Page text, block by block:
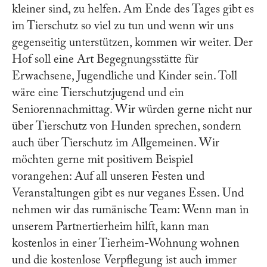
kleiner sind, zu helfen. Am Ende des Tages gibt es
im Tierschutz so viel zu tun und wenn wir uns
gegenseitig unterstützen, kommen wir weiter. Der
Hof soll eine Art Begegnungsstätte für
Erwachsene, Jugendliche und Kinder sein. Toll
wäre eine Tierschutzjugend und ein
Seniorennachmittag. Wir würden gerne nicht nur
über Tierschutz von Hunden sprechen, sondern
auch über Tierschutz im Allgemeinen. Wir
möchten gerne mit positivem Beispiel
vorangehen: Auf all unseren Festen und
Veranstaltungen gibt es nur veganes Essen. Und
nehmen wir das rumänische Team: Wenn man in
unserem Partnertierheim hilft, kann man
kostenlos in einer Tierheim-Wohnung wohnen
und die kostenlose Verpflegung ist auch immer